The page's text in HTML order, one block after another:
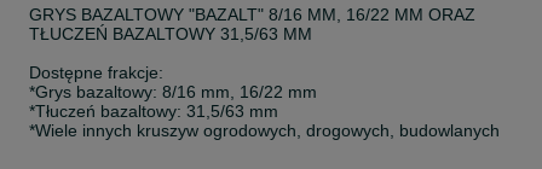
GRYS BAZALTOWY "BAZALT" 8/16 MM, 16/22 MM ORAZ
TŁUCZEŃ BAZALTOWY 31,5/63 MM
Dostępne frakcje:
*Grys bazaltowy: 8/16 mm, 16/22 mm
*Tłuczeń bazaltowy: 31,5/63 mm
*Wiele innych kruszyw ogrodowych, drogowych, budowlanych